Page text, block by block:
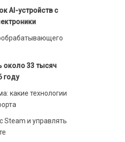
AI-устройств с
около 33 тысяч
году
какие технологии
Steam и управлять